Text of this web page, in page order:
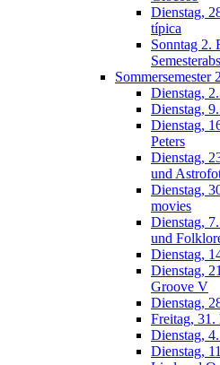
Dienstag,
típica
Sonntag 2.
Sommersemester
Dienstag,
Dienstag,
Dienstag,
Peters
Dienstag,
und
Dienstag,
movies
Dienstag,
und
Dienstag,
Dienstag,
Groove V
Dienstag,
Freitag, 31.
Dienstag,
Dienstag,